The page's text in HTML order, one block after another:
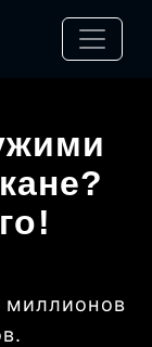
миллионов
.